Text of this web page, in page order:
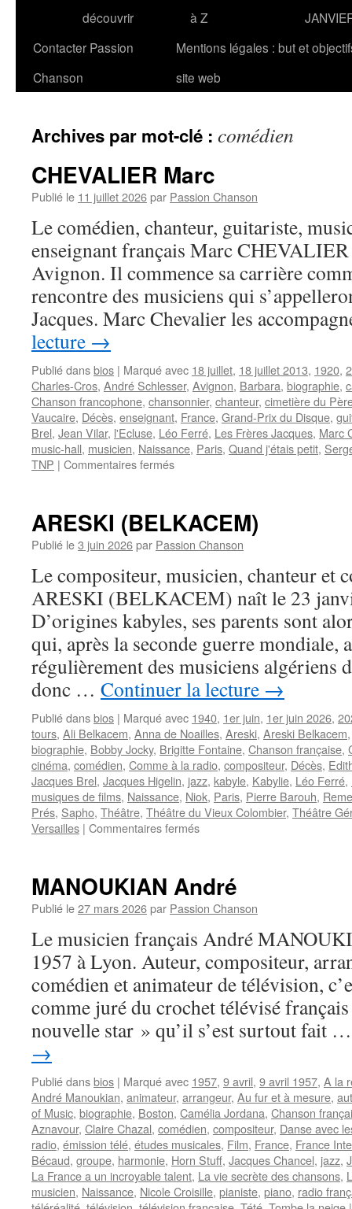
découvrir
à Z
Contacter Passion
Chanson
Mentions légales : but et
site web
Archives par mot-clé : comédien
CHEVALIER Marc
Publié le 11 juillet 2026par Passion Chanson
Le comédien, chanteur, guitariste,
enseignant français Marc
Avignon. Il commence sa carrière
rencontre des musiciens qui
Jacques. Marc Chevalier les
lecture →
Publié dansbios | Marqué avec 18 juillet, 18 juillet 2013, 1920,
Charles-Cros, André Schlesser, Avignon, Barbara, biographie,
Chanson francophone, chansonnier, chanteur, cimetière du
Vaucaire, Décès, enseignant, France, Grand-Prix du Disque,
Brel, Jean Vilar, l'Ecluse, Léo Ferré, Les Frères Jacques, Marc
music-hall, musicien, Naissance, Paris, Quand j'étais petit,
TNP | Commentaires ferméssur
ARESKI (BELKACEM)
Publié le3 juin 2026par Passion Chanson
Le compositeur, musicien, chanteur et
ARESKI (BELKACEM) naît le 23
D’origines kabyles, ses parents sont
qui, après la seconde guerre mondiale,
régulièrement des musiciens algériens
donc … Continuer la lecture →
Publié dansbios | Marqué avec 1940, 1er juin, 1er juin 2026,
tours, Ali Belkacem, Anna de Noailles, Areski, Areski Belkacem
biographie, Bobby Jocky, Brigitte Fontaine, Chanson française,
cinéma, comédien, Comme à la radio, compositeur, Décès,
Jacques Brel, Jacques Higelin, jazz, kabyle, Kabylie, Léo Ferré,
musiques de films, Naissance, Niok, Paris, Pierre Barouh,
Prés, Sapho, Théâtre, Théâtre du Vieux Colombier, Théâtre
Versailles | Commentaires ferméssur
MANOUKIAN André
Publié le27 mars 2026par Passion Chanson
Le musicien français André
1957 à Lyon. Auteur, compositeur,
comédien et animateur de télévision,
comme juré du crochet télévisé
nouvelle star » qu’il s’est surtout fait
→
Publié dansbios | Marqué avec 1957, 9 avril, 9 avril 1957, A la
André Manoukian, animateur, arrangeur, Au fur et à mesure,
of Music, biographie, Boston, Camélia Jordana, Chanson
Aznavour, Claire Chazal, comédien, compositeur, Danse avec
radio, émission télé, études musicales, Film, France, France
Bécaud, groupe, harmonie, Horn Stuff, Jacques Chancel, jazz,
La France a un incroyable talent, La vie secrète des chansons,
musicien, Naissance, Nicole Croisille, pianiste, piano, radio